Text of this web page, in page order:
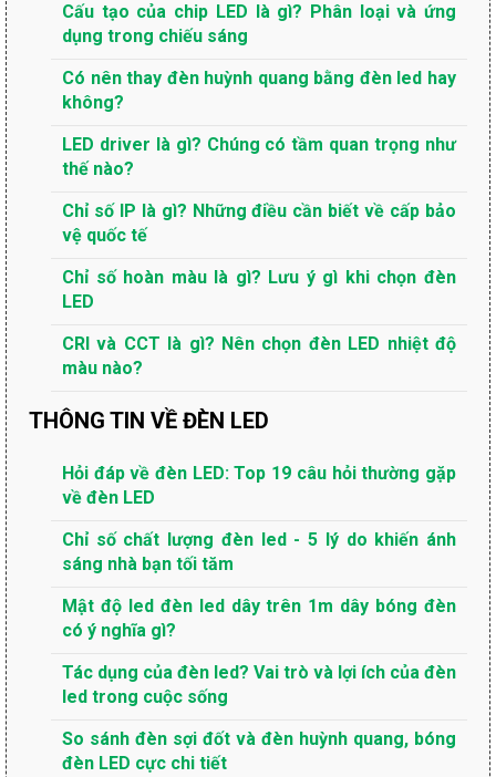
Cấu tạo của chip LED là gì? Phân loại và ứng
dụng trong chiếu sáng
Có nên thay đèn huỳnh quang bằng đèn led hay
không?
LED driver là gì? Chúng có tầm quan trọng như
thế nào?
Chỉ số IP là gì? Những điều cần biết về cấp bảo
vệ quốc tế
Chỉ số hoàn màu là gì? Lưu ý gì khi chọn đèn
LED
CRI và CCT là gì? Nên chọn đèn LED nhiệt độ
màu nào?
THÔNG TIN VỀ ĐÈN LED
Hỏi đáp về đèn LED: Top 19 câu hỏi thường gặp
về đèn LED
Chỉ số chất lượng đèn led - 5 lý do khiến ánh
sáng nhà bạn tối tăm
Mật độ led đèn led dây trên 1m dây bóng đèn
có ý nghĩa gì?
Tác dụng của đèn led? Vai trò và lợi ích của đèn
led trong cuộc sống
So sánh đèn sợi đốt và đèn huỳnh quang, bóng
đèn LED cực chi tiết